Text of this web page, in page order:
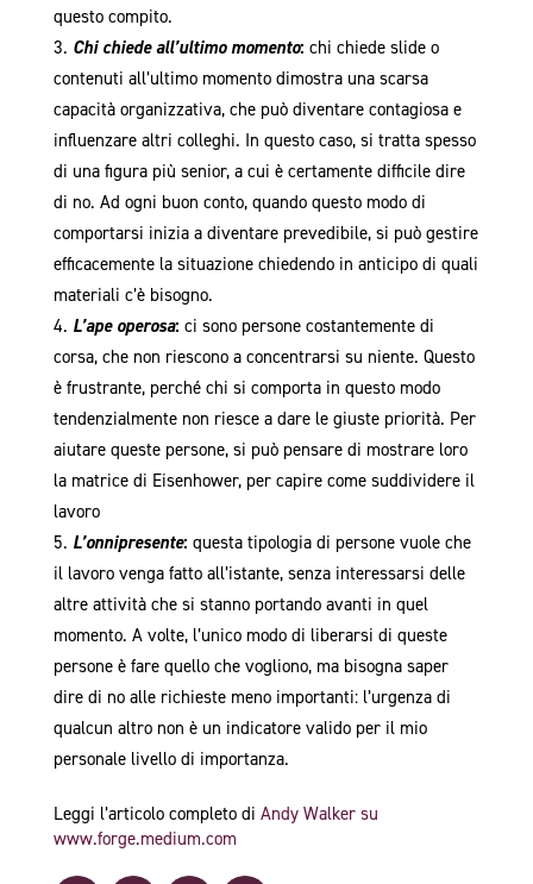
questo compito.
Chi chiede all’ultimo momento: chi chiede slide o
contenuti all’ultimo momento dimostra una scarsa
capacità organizzativa, che può diventare contagiosa e
influenzare altri colleghi. In questo caso, si tratta spesso
di una figura più senior, a cui è certamente difficile dire
di no. Ad ogni buon conto, quando questo modo di
comportarsi inizia a diventare prevedibile, si può gestire
efficacemente la situazione chiedendo in anticipo di quali
materiali c’è bisogno.
L’ape operosa: ci sono persone costantemente di
corsa, che non riescono a concentrarsi su niente. Questo
è frustrante, perché chi si comporta in questo modo
tendenzialmente non riesce a dare le giuste priorità. Per
aiutare queste persone, si può pensare di mostrare loro
la matrice di Eisenhower, per capire come suddividere il
lavoro
L’onnipresente: questa tipologia di persone vuole che
il lavoro venga fatto all’istante, senza interessarsi delle
altre attività che si stanno portando avanti in quel
momento. A volte, l’unico modo di liberarsi di queste
persone è fare quello che vogliono, ma bisogna saper
dire di no alle richieste meno importanti: l’urgenza di
qualcun altro non è un indicatore valido per il mio
personale livello di importanza.
Leggi l’articolo completo di Andy Walker su
www.forge.medium.com